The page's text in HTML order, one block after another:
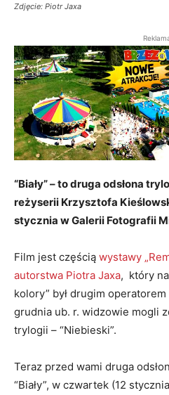
Zdjęcie: Piotr Jaxa
“Biały” – to druga odsłona
reżyserii Krzysztofa
stycznia w Galerii Fotografii
Film jest częścią wystawy
autorstwa Piotra Jaxa, który
kolory” był drugim
grudnia ub. r. widzowie mogli
trylogii – “Niebieski”.
Teraz przed wami druga
“Biały”, w czwartek (12